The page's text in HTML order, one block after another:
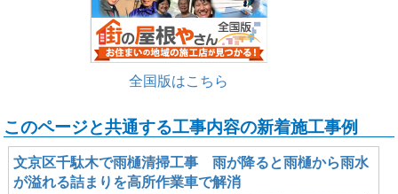
全国版はこちら
このページと共通する工事内容の新着施工事例
文京区千駄木で雨樋清掃工事 雨が降ると雨樋から雨水
が溢れる詰まりを高所作業車で解消